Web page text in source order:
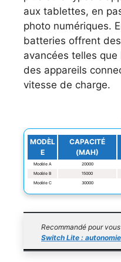
aux tablettes, en
photo numériques.
batteries offrent
avancées telles
des appareils
vitesse de charge.
MODÈL
E
CAPACITÉ
(MAH)
Modèle A 20000
Modèle B
15000
Modèle C
30000
Recommandé pour
Switch Lite :